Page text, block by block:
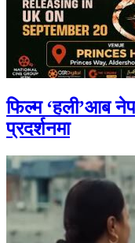
फिल्म ‘हली’आब
प्रदर्शनमा